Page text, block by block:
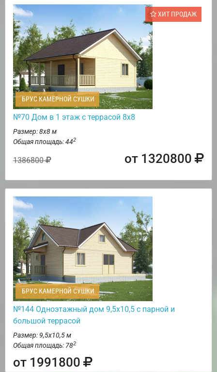
ХИТ ПРОДАЖ
БРУС КАМЕРНОЙ СУШКИ
№70 Дом в 1 этаж с террасой 8х8
Размер: 8х8 м
Общая площадь: 442
1386800 от 1320800
БРУС КАМЕРНОЙ СУШКИ
№144 Одноэтажный дом 9,5х10,5 с парной и
большой террасой
Размер: 9,5х10,5 м
Общая площадь: 782
от 1991800